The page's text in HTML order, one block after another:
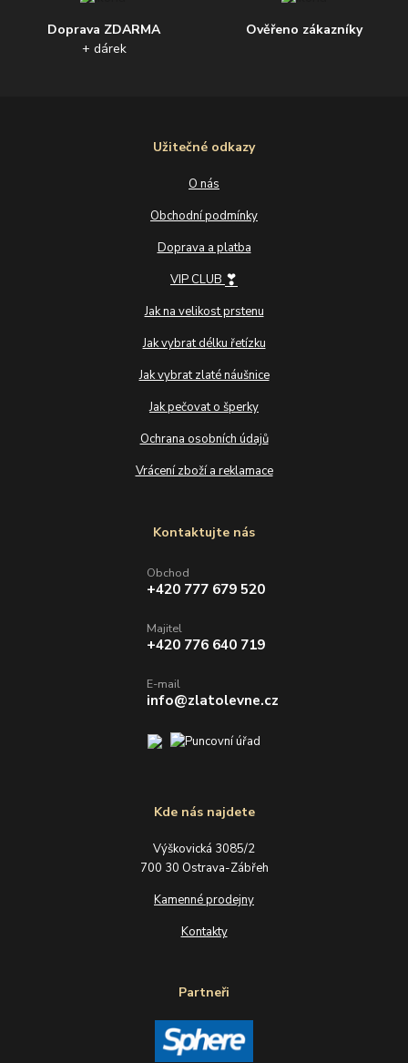
Doprava ZDARMA
+ dárek
Ověřeno zákazníky
Užitečné odkazy
O nás
Obchodní podmínky
Doprava a platba
VIP CLUB ❣
Jak na velikost prstenu
Jak vybrat délku řetízku
Jak vybrat zlaté náušnice
Jak pečovat o šperky
Ochrana osobních údajů
Vrácení zboží a reklamace
Kde nás najdete
Výškovická 3085/2
700 30 Ostrava-Zábřeh
Kamenné prodejny
Kontakty
Partneři
Kontaktujte nás
Obchod
+420 777 679 520
Majitel
+420 776 640 719
E-mail
info@zlatolevne.cz